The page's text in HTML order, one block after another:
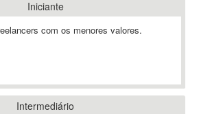
Iniciante
com os menores valores.
Intermediário